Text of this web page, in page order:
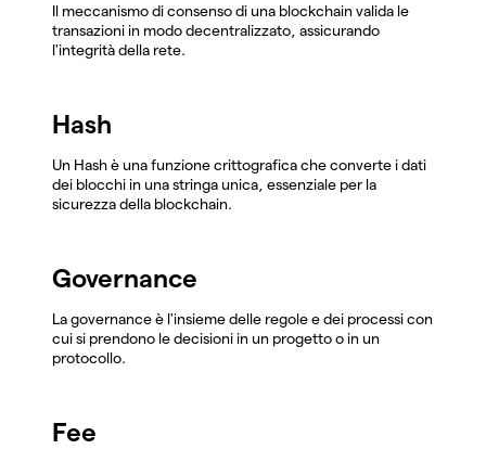
Il meccanismo di consenso di una blockchain valida le
transazioni in modo decentralizzato, assicurando
l'integrità della rete.
Hash
Un Hash è una funzione crittografica che converte i dati
dei blocchi in una stringa unica, essenziale per la
sicurezza della blockchain.
Governance
La governance è l'insieme delle regole e dei processi con
cui si prendono le decisioni in un progetto o in un
protocollo.
Fee